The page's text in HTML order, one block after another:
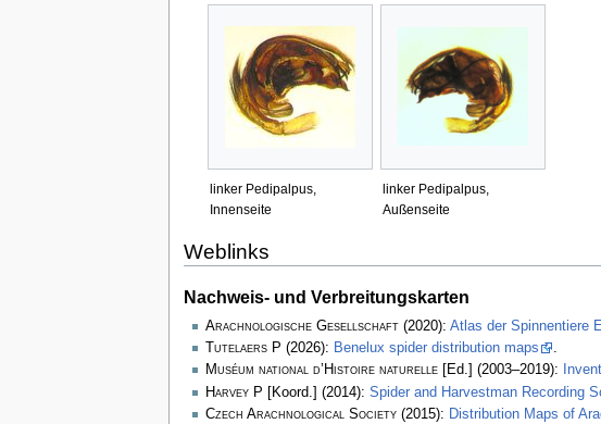
linker Pedipalpus,
Innenseite
linker Pedipalpus,
Außenseite
Weblinks
Nachweis- und Verbreitungskarten
Arachnologische Gesellschaft(2020): Atlas der Spinnentiere
Tutelaers P (2026): Benelux spider distribution maps
.
Muséum national d’Histoire naturelle[Ed.] (2003–2019):
Harvey P [Koord.] (2014): Spider and Harvestman Recording
Czech Arachnological Society(2015): Distribution Maps of